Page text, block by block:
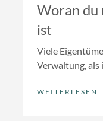
Woran du
ist
Viele
Verwaltung,
sinnvoll sein
WEITERLESEN